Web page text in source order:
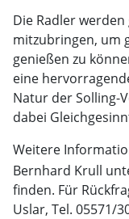
Die Radler
mitzubringen, um
genießen zu
eine
Natur der Solling-
dabei
Weitere
Bernhard Krull
finden. Für
Uslar, Tel. 05571/